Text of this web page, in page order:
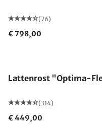
(76)
€ 798,00
Lattenrost "Optima-
(314)
€ 449,00